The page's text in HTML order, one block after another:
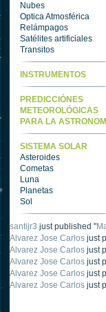
Nubes
Optica Atmosférica
Relámpagos
Satélites artificiales
Transitos
INSTRUMENTOS
PREDICCIÓNES
METEOROLÓGICAS
PARA LA
SISTEMA SOLAR
Asteroides
Cometas
Luna
Planetas
Sol
santijr3 just published "
Alvarez Jose Carlos just
Alvarez Jose Carlos just
Alvarez Jose Carlos just
Alvarez Jose Carlos just
Alvarez Jose Carlos just